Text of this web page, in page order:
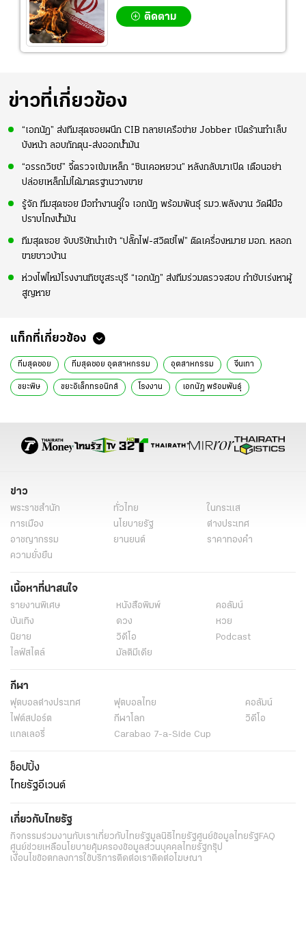
ติดตาม
ข่าวที่เกี่ยวข้อง
“เอกนัฏ” ส่งทีมสุดซอยผนึก CIB ทลายเครือข่าย Jobber เปิดร้านทำเล็บ
บังหน้า ลอบกักตุน-ส่งออกน้ำมัน
“อรรถวิชช์” จี้ตรวจเข้มเหล็ก “ซินเคอหยวน” หลังกลับมาเปิด เตือนอย่า
ปล่อยเหล็กไม่ได้มาตรฐานวางขาย
รู้จัก ทีมสุดซอย มือทำงานคู่ใจ เอกนัฏ พร้อมพันธุ์ รมว.พลังงาน วัดฝีมือ
ปราบโกงน้ำมัน
ทีมสุดซอย จับบริษัทนำเข้า “ปลั๊กไฟ-สวิตช์ไฟ” ติดเครื่องหมาย มอก. หลอก
ขายชาวบ้าน
ห่วงไฟไหม้โรงงานทิชชูสระบุรี “เอกนัฏ” ส่งทีมร่วมตรวจสอบ กำชับเร่งหาผู้
สูญหาย
แท็กที่เกี่ยวข้อง
ทีมสุดซอย ทีมสุดซอย อุตสาหกรรม อุตสาหกรรม จีนเทา
ขยะพิษ ขยะอิเล็กทรอนิกส์ โรงงาน เอกนัฏ พร้อมพันธุ์
ข่าว
พระราชสำนัก ทั่วไทย
ในกระแส
การเมือง
นโยบายรัฐ
ต่างประเทศ
อาชญากรรม
ยานยนต์
ราคาทองคำ
ความยั่งยืน
เนื้อหาที่น่าสนใจ
รายงานพิเศษ หนังสือพิมพ์
คอลัมน์
บันเทิง
ดวง
หวย
นิยาย
วิดีโอ
Podcast
ไลฟ์สไตล์
มัลติมีเดีย
กีฬา
ฟุตบอลต่่างประเทศ ฟุตบอลไทย
คอลัมน์
ไฟต์สปอร์ต
กีฬาโลก
วิดีโอ
แกลเลอรี่
Carabao 7-a-Side Cup
ช็อปปิ้ง
ไทยรัฐอีเวนต์
เกี่ยวกับไทยรัฐ
กิจกรรมร่วมงานกับเราเกี่ยวกับไทยรัฐมูลนิธิไทยรัฐศูนย์ข้อมูลไทยรัฐFAQ
ศูนย์ช่วยเหลือนโยบายคุ้มครองข้อมูลส่วนบุคคลไทยรัฐกรุ๊ป
เงื่อนไขข้อตกลงการใช้บริการติดต่อเราติดต่อโฆษณา